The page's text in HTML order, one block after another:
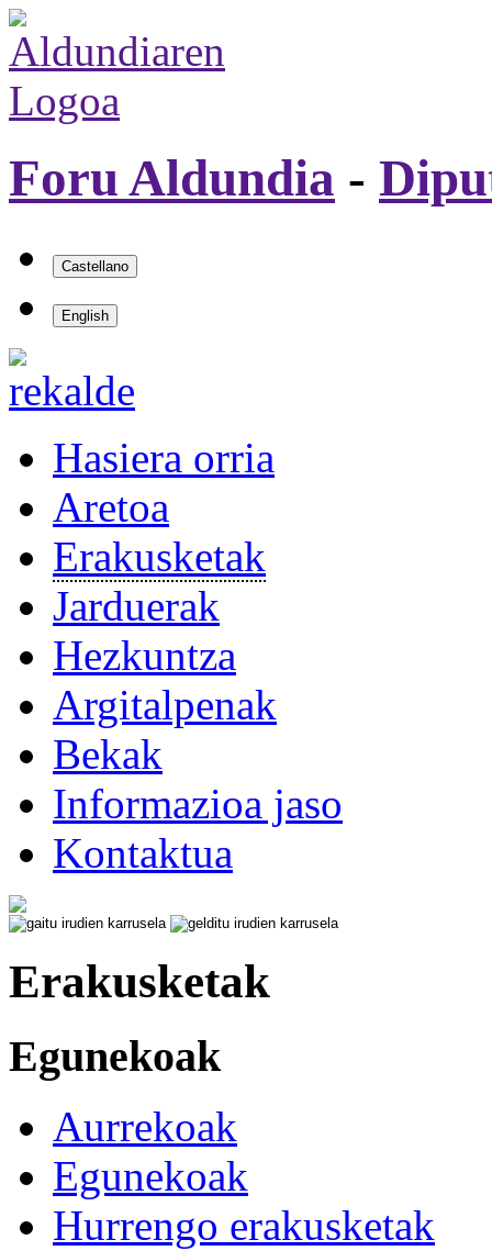
Foru Aldundia -
Hasiera orria
Aretoa
Erakusketak
Jarduerak
Hezkuntza
Argitalpenak
Bekak
Informazioa jaso
Kontaktua
Erakusketak
Egunekoak
Aurrekoak
Egunekoak
Hurrengo erakusketak